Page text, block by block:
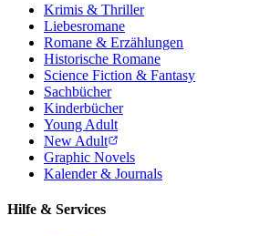
Krimis & Thriller
Liebesromane
Romane & Erzählungen
Historische Romane
Science Fiction & Fantasy
Sachbücher
Kinderbücher
Young Adult
New Adult
Graphic Novels
Kalender & Journals
Hilfe & Services